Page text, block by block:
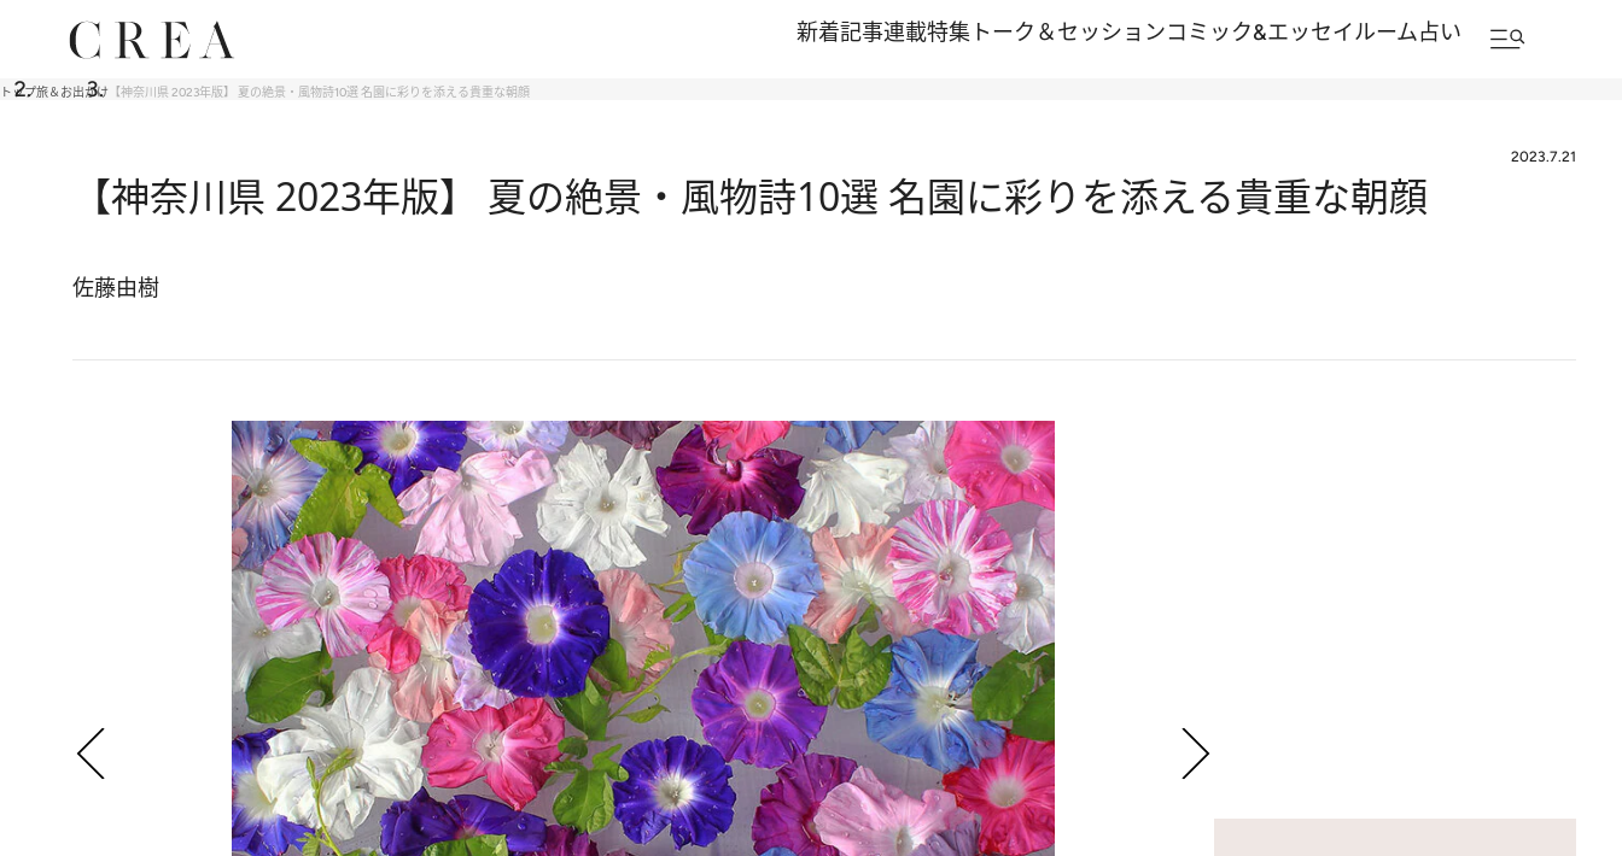
新着記事連載特集 トーク＆セッションコミック&エッセイルーム占い
トップ旅＆お出かけ 【神奈川県 2023年版】 夏の絶景・風物詩10選 名園に彩りを添える貴重な朝顔
2023.7.21
【神奈川県 2023年版】 夏の絶景・風物詩10選 名園に彩りを添える貴重な朝顔
佐藤由樹